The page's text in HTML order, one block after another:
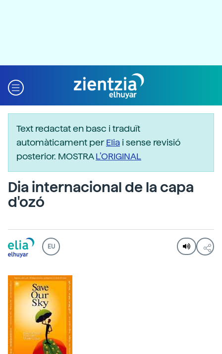
Text redactat en basc i traduït
automàticament perElia i sense revisió
posterior. MOSTRAL’ORIGINAL
Dia internacional de la capa
d'ozó
EU